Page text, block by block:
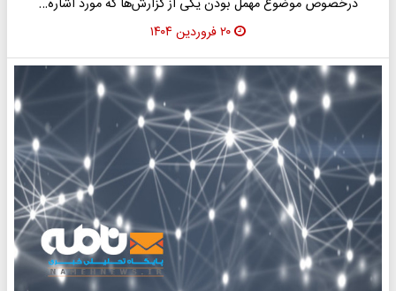
درخصوص موضوع مهمل بودن یکی از گزارش‌ها که مورد اشاره…
۲۰ فروردین ۱۴۰۴